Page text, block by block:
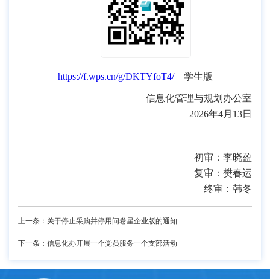
https://f.wps.cn/g/DKTYfoT4/学生版
信息化管理与规划办公室
2026年4月13日
初审：李晓盈
复审：樊春运
终审：韩冬
上一条：关于停止采购并停用问卷星企业版的通知
下一条：信息化办开展一个党员服务一个支部活动